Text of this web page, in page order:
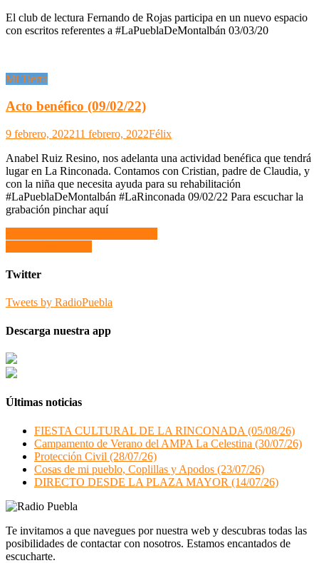
El club de lectura Fernando de Rojas participa en un nuevo espacio
con escritos referentes a #LaPueblaDeMontalbán 03/03/20
Mi Tierra
Acto benéfico (09/02/22)
9 febrero, 202211 febrero, 2022Félix
Anabel Ruiz Resino, nos adelanta una actividad benéfica que tendrá
lugar en La Rinconada. Contamos con Cristian, padre de Claudia, y
con la niña que necesita ayuda para su rehabilitación
#LaPueblaDeMontalbán #LaRinconada 09/02/22 Para escuchar la
grabación pinchar aquí
Navegación
de
entradas
Twitter
Tweets by RadioPuebla
Descarga nuestra app
Últimas noticias
FIESTA CULTURAL DE LA RINCONADA (05/08/26)
Campamento de Verano del AMPA La Celestina (30/07/26)
Protección Civil (28/07/26)
Cosas de mi pueblo, Coplillas y Apodos (23/07/26)
DIRECTO DESDE LA PLAZA MAYOR (14/07/26)
Te invitamos a que navegues por nuestra web y descubras todas las
posibilidades de contactar con nosotros. Estamos encantados de
escucharte.